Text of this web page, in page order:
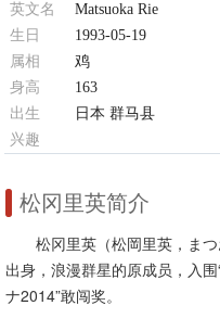
英文名
Matsuoka Rie
生日
1993-05-19
属相
鸡
身高
163
出生
日本 群马县
兴趣
松冈里英简介
松冈里英（松岡里英，ま
出身，浪漫群星的原成员，入
ナ2014”敢闯奖。